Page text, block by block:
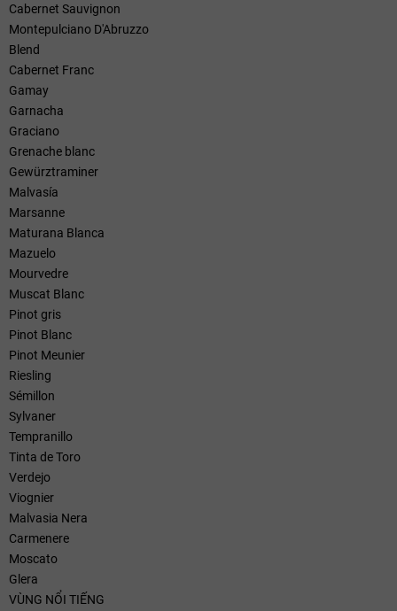
Cabernet Sauvignon
Montepulciano D'Abruzzo
Blend
Cabernet Franc
Gamay
Garnacha
Graciano
Grenache blanc
Gewürztraminer
Malvasía
Marsanne
Maturana Blanca
Mazuelo
Mourvedre
Muscat Blanc
Pinot gris
Pinot Blanc
Pinot Meunier
Riesling
Sémillon
Sylvaner
Tempranillo
Tinta de Toro
Verdejo
Viognier
Malvasia Nera
Carmenere
Moscato
Glera
VÙNG NỔI TIẾNG